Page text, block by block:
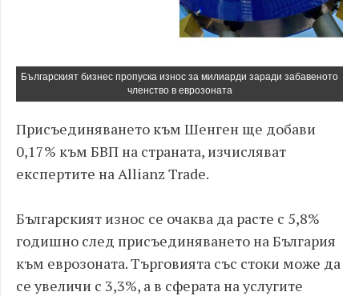
Българският бизнес пропуска износ за милиарди заради забавеното
членство в eврозоната
Присъединяването към Шенген ще добави
0,17% към БВП на страната, изчисляват
експертите на Allianz Trade.
Българският износ се очаква да расте с 5,8%
годишно след присъединяването на България
към eврозоната. Търговията със стоки може да
се увеличи с 3,3%, а в сферата на услугите